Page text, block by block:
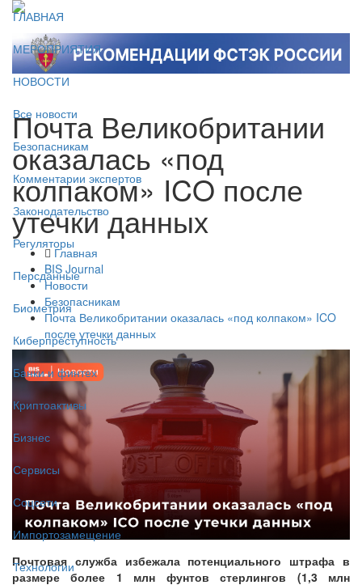
ГЛАВНАЯ
МЕРОПРИЯТИЯ
НОВОСТИ
Все новости
Безопасникам
Комментарии экспертов
Законодательство
Регуляторы
Персданные
Биометрия
Киберпреступность
Банки и финтех
Криптоактивы
Бизнес
Сервисы
Соцсети
Импортозамещение
Технологии
Почта Великобритании
оказалась «под
колпаком» ICO после
утечки данных
Главная
BIS Journal
Новости
Безопасникам
Почта Великобритании оказалась «под колпаком» ICO
после утечки данных
Почтовая служба избежала потенциального штрафа в
размере более 1 млн фунтов стерлингов (1,3 млн